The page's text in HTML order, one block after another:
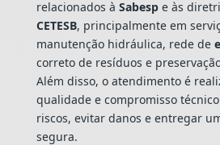
relacionados à Sabespe às
CETESB, principalmente em
manutenção hidráulica, rede de
correto de resíduos e
Além disso, o atendimento é
qualidade e compromisso
riscos, evitar danos e entregar
segura.